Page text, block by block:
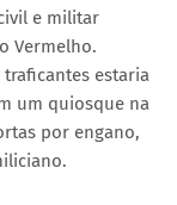
e militar
Vermelho.
traficantes estaria
um quiosque na
por engano,